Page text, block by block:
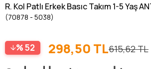
R. Kol Patlı Erkek Basıc Takım 1-5 Yaş
(70878 - 5038)
52 615,62 TL
298,50 TL